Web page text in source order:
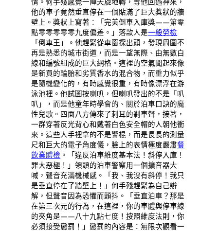
情。何手殘感覺一陣天旋地轉，等他回過神來，
他的車子竟然垂直停在一個貼滿了巨大獎狀的牆
壁上。獎狀上寫著：「完美倒車入庫獎——第零
點零零零零零九度偏差。」落款人是一般勞檢
「倒車王」。他趕緊從車窗探出頭，發現周圍不
再是熟悉的城市街道，而是一望無際、由無數白
線和編號組成的巨大網格。這裡的空氣聞起來像
是新買的輪胎和劣質香水的混合物，而重力似乎
是隨機變化的，有時感覺很重，有時像漂浮在游
泳池裡。他試圖按喇叭，但喇叭發出的不是「叭
叭」，而是他童年時學會的、關於泊車口訣的魔
性兒歌。四面八方傳來了刺耳的剎車聲，接著，
一群穿著反光背心和戴著白色安全帽的人朝他衝
來。這些人手裡拿的不是警棍，而是長長的測量
尺和巨大的電子角度儀，臉上的表情極度嚴肅餐
飲業體檢 。「違反泊車維度基本法！斜停入庫！
罪大惡極！」領頭的泊車警察用一個擴音器大
喊，聲音充滿機械感。「我、我沒有斜停！我只
是垂直停在了牆壁上！」何手殘趕緊為自己辯
解，但聲音因為恐懼而顫抖。「垂直泊車？那是
在第三次元的行為，在這裡，你的車體與停車線
的夾角是——八十九點七度！按照維度法則，你
必須接受懲罰！」懲罰的內容是：無限次觀看一